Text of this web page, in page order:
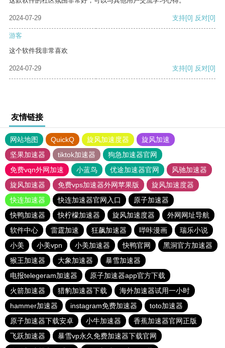
2024-07-29 支持[0] 反对[0]
游客
这个软件我非常喜欢
2024-07-29 支持[0] 反对[0]
友情链接
网站地图 QuickQ 旋风加速度器
旋风加速
坚果加速器
tiktok加速器
狗急加速器官网
免费vqn外网加速
小蓝鸟 优途加速器官网
风驰加速器
旋风加速器
免费vps加速器外网苹果版
旋风加速度器
快连加速器
快连加速器官网入口
原子加速器
快鸭加速器
快柠檬加速器 旋风加速度器
外网网址导航
软件中心
雷霆加速 狂飙加速器 哔咔漫画
瑞乐小说
小美
小美vpn 小美加速器 快鸭官网
黑洞官方加速器
猴王加速器
大象加速器
暴雪加速器
电报telegeram加速器
原子加速器app官方下载
火箭加速器
猎豹加速器下载
海外加速器试用一小时
hammer加速器
instagram免费加速器
toto加速器
原子加速器下载安卓
小牛加速器
香蕉加速器官网正版
飞跃加速器
暴雪vp永久免费加速器下载官网